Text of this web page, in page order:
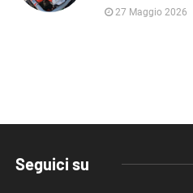
27 Maggio 2026
Seguici su